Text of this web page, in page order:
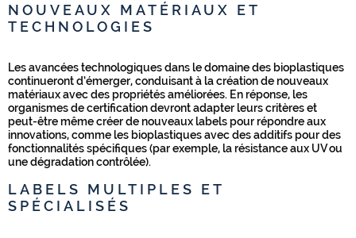
NOUVEAUX MATÉRIAUX ET
TECHNOLOGIES
Les avancées technologiques dans le domaine des bioplastiques
continueront d’émerger, conduisant à la création de nouveaux
matériaux avec des propriétés améliorées. En réponse, les
organismes de certification devront adapter leurs critères et
peut-être même créer de nouveaux labels pour répondre aux
innovations, comme les bioplastiques avec des additifs pour des
fonctionnalités spécifiques (par exemple, la résistance aux UV ou
une dégradation contrôlée).
LABELS MULTIPLES ET
SPÉCIALISÉS